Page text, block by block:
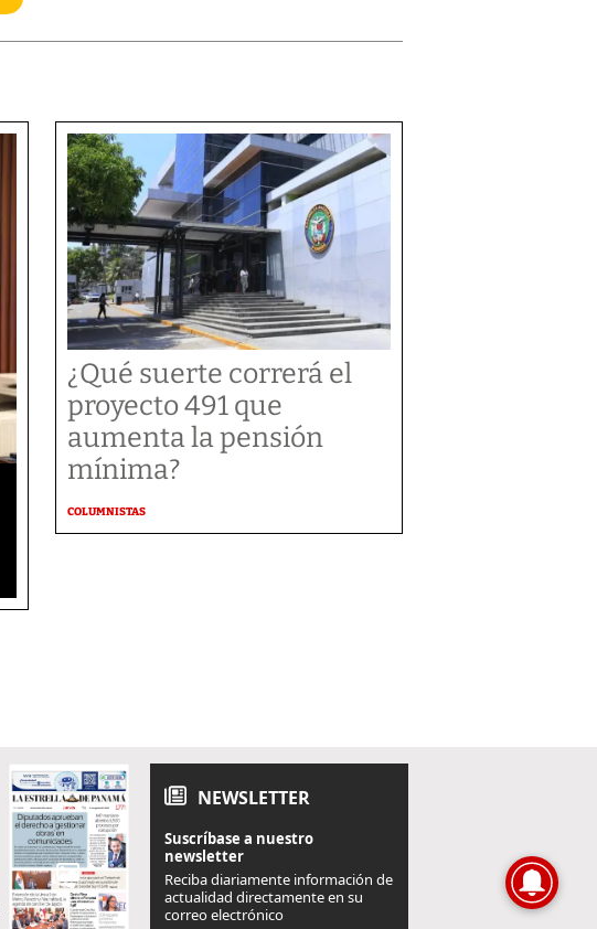
¿Qué suerte correrá el
proyecto 491 que
aumenta la pensión
mínima?
COLUMNISTAS
NEWSLETTER
Suscríbase a nuestro
newsletter
Reciba diariamente información de
actualidad directamente en su
correo electrónico